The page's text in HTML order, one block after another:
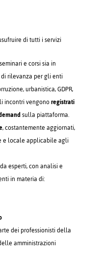
di tutti i servizi
e corsi sia in
rilevanza per gli enti
urbanistica, GDPR,
incontri vengonoregistrati
sulla piattaforma.
, costantemente aggiornati,
e locale applicabile agli
esperti, con analisi e
in materia di:
dei professionisti della
amministrazioni